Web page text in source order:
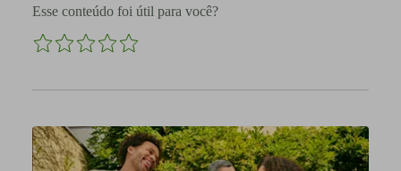
Esse conteúdo foi útil para você?